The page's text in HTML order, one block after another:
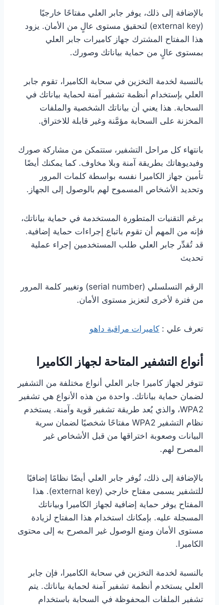
بالإضافة إلى ذلك، يوفر جابر العلي مفتاحًا خارجيًا
(external key) لتحقيق مستوى عالٍ من الأمان. يزود
هذا المفتاح المشترك جهاز كاميرات جابر العلي
بمستوى عالٍ من حماية بياناتك وصورك.
بالنسبة لخدمة التخزين في سحابة الكاميرا، تقوم جابر
العلي بإستخدام أنظمة تشفير آمنة لحماية بياناتك في
السحابة. هذا يعني أن بياناتك الشخصية والملفات
المخزنة على السحابة مؤمَّنة وغير قابلة للاختراق.
بانتهاء كل مراحل التشفير، ستتمكن من مشاركة صورك
وفيديوهاتك بطريقة آمنة وبلا مخاوف. كما يمكنك أيضًا
تأمين جهاز الكاميرا نفسه بواسطة كلمات المرور
وتحديد الأشخاص المسموح لهم بالوصول إلى الجهاز.
برغم التقنيات المتطورة المستخدمة في حماية بياناتك،
فإنه من المهم أن تقوم باتباع إجراءات حماية إضافية.
قد تُقدِّر جابر العلي طلب المستخدمين إجراء عملية
تحديث
الرقم التسلسلي (serial number) وتغيير كلمة المرور
من فترة لأخرى لتعزيز مستوى الأمان.
تعرف علي : كاميرات مراقبة داهو
أنواع التشفير المتاحة لجهاز الكاميرا
تتوفر لجهاز كاميرا جابر العلي أنواع مختلفة من التشفير
لضمان حماية بياناتك. واحدة من هذه الأنواع هي تشفير
WPA2، والذي يُعد طريقة تشفير قوية وآمنة. يستخدم
نظام التشفير WPA2 مفتاحًا شخصيًا لضمان سرية
البيانات وصعوبة اختراقها من قبل الأشخاص غير
المصرح لهم.
بالإضافة إلى ذلك، تُوفر جابر العلي أيضًا نظامًا إضافيًا
للتشفير يسمى مفتاح خارجي (external key). هذا
المفتاح يوفر حماية إضافية لجهاز الكاميرا وبياناتك
المسجلة عليه. بإمكانك استخدام هذا المفتاح لزيادة
مستوى الأمان ومنع الوصول غير المصرح به إلى محتوى
الكاميرا.
بالنسبة لخدمة التخزين في سحابة الكاميرا، فإن جابر
العلي يستخدم أنظمة تشفير آمنة لحماية بياناتك. يتم
تشفير الملفات المحفوظة في السحابة باستخدام